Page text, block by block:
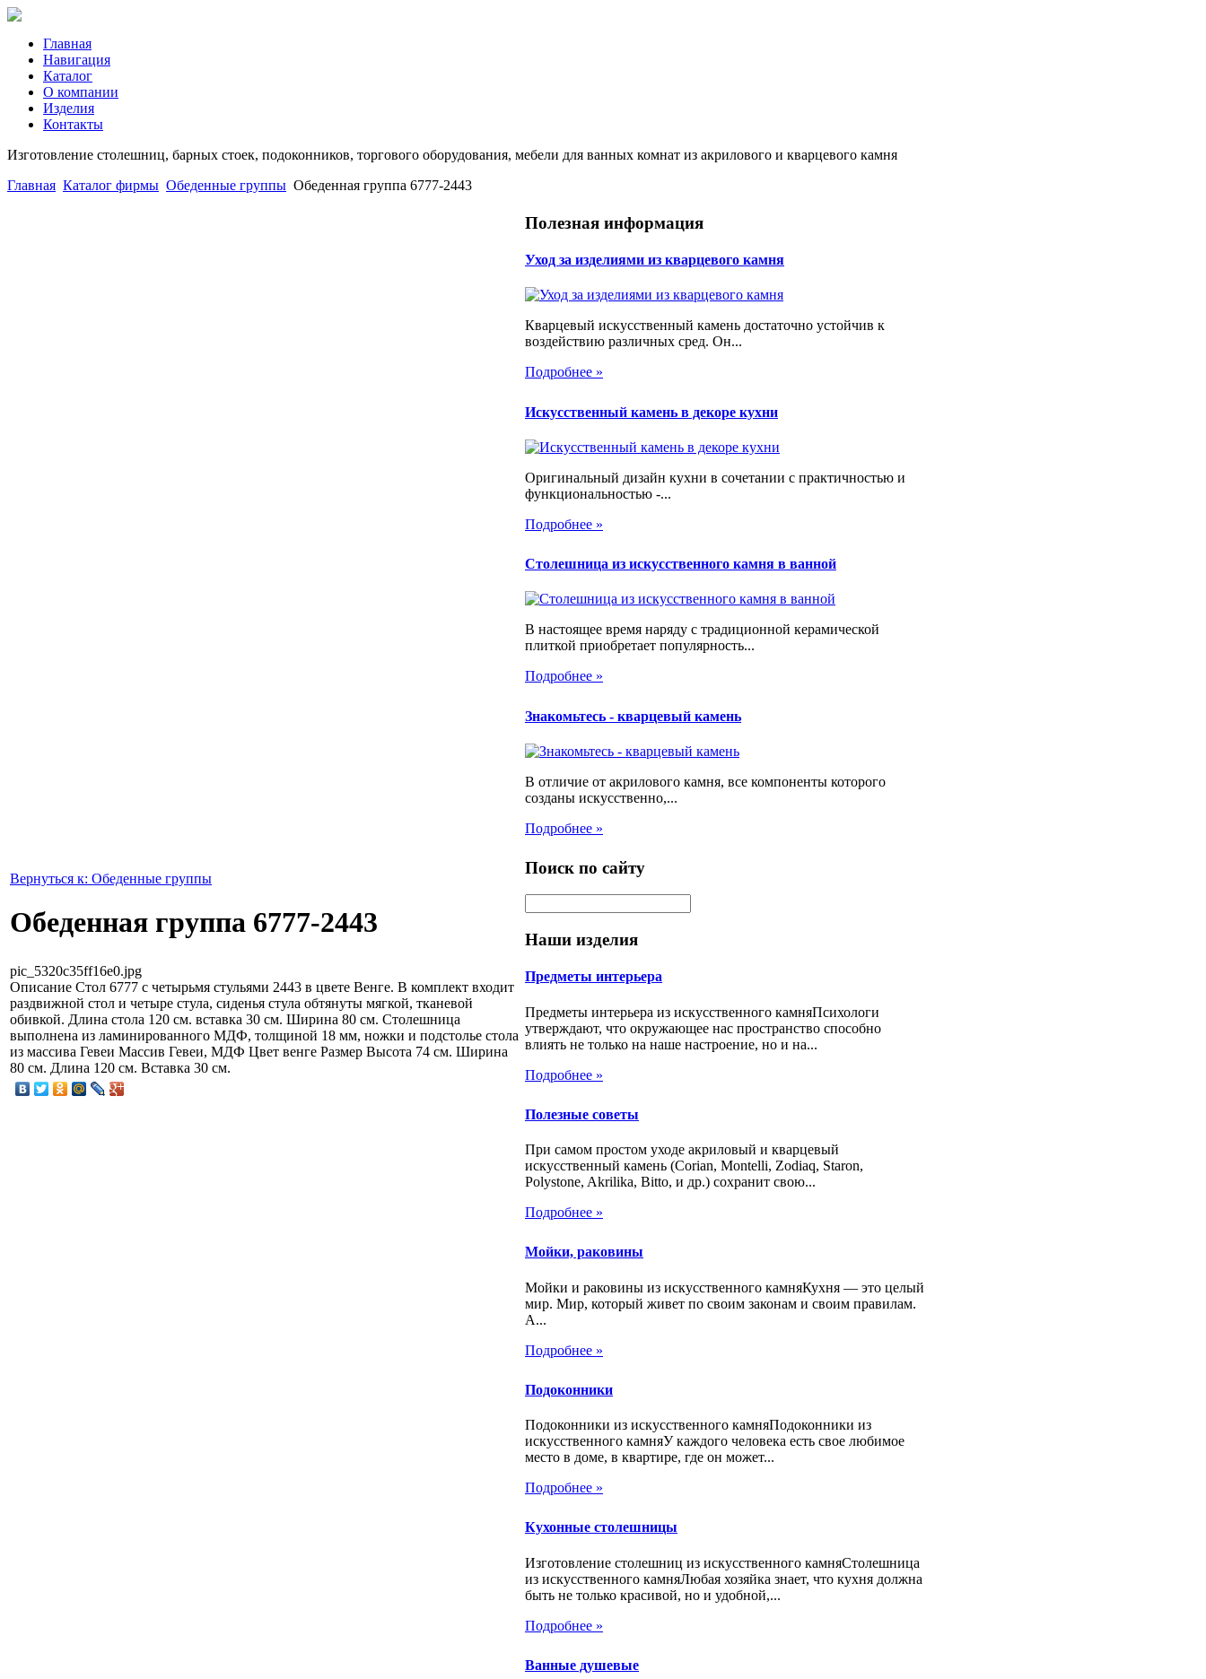
Главная
Навигация
Каталог
О компании
Изделия
Контакты
Изготовление столешниц, барных стоек, подоконников, торгового оборудования, мебели для ванных комнат из акрилового и кварцевого камня
Главная Каталог фирмы Обеденные группы Обеденная группа 6777-2443
Вернуться к: Обеденные группы
Обеденная группа 6777-2443
pic_5320c35ff16e0.jpg
Описание Стол 6777 с четырьмя стульями 2443 в цвете Венге. В комплект входит
раздвижной стол и четыре стула, сиденья стула обтянуты мягкой, тканевой
обивкой. Длина стола 120 см. вставка 30 см. Ширина 80 см. Столешница
выполнена из ламинированного МДФ, толщиной 18 мм, ножки и подстолье стола
из массива Гевеи Массив Гевеи, МДФ Цвет венге Размер Высота 74 см. Ширина
80 см. Длина 120 см. Вставка 30 см.
Полезная информация
Уход за изделиями из кварцевого камня
Кварцевый искусственный камень достаточно устойчив к
воздействию различных сред. Он...
Подробнее »
Искусственный камень в декоре кухни
Оригинальный дизайн кухни в сочетании с практичностью и
функциональностью -...
Подробнее »
Столешница из искусственного камня в ванной
В настоящее время наряду с традиционной керамической
плиткой приобретает популярность...
Подробнее »
Знакомьтесь - кварцевый камень
В отличие от акрилового камня, все компоненты которого
созданы искусственно,...
Подробнее »
Поиск по сайту
Наши изделия
Предметы интерьера
Предметы интерьера из искусственного камняПсихологи
утверждают, что окружающее нас пространство способно
влиять не только на наше настроение, но и на...
Подробнее »
Полезные советы
При самом простом уходе акриловый и кварцевый
искусственный камень (Corian, Montelli, Zodiaq, Staron,
Polystone, Akrilika, Bitto, и др.) сохранит свою...
Подробнее »
Мойки, раковины
Мойки и раковины из искусственного камняКухня — это целый
мир. Мир, который живет по своим законам и своим правилам.
А...
Подробнее »
Подоконники
Подоконники из искусственного камняПодоконники из
искусственного камняУ каждого человека есть свое любимое
место в доме, в квартире, где он может...
Подробнее »
Кухонные столешницы
Изготовление столешниц из искусственного камняСтолешница
из искусственного камняЛюбая хозяйка знает, что кухня должна
быть не только красивой, но и удобной,...
Подробнее »
Ванные душевые